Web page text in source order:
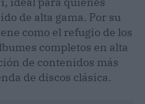
de alta gama. Por su
como el refugio de los
completos en alta
de contenidos más
de discos clásica.